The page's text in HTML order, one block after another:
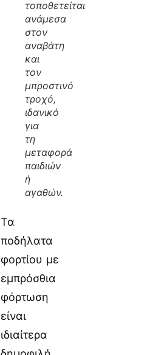
τοποθετείται
ανάμεσα
στον
αναβάτη
και
τον
μπροστινό
τροχό,
ιδανικό
για
τη
μεταφορά
παιδιών
ή
αγαθών.
Τα
ποδήλατα
φορτίου με
εμπρόσθια
φόρτωση
είναι
ιδιαίτερα